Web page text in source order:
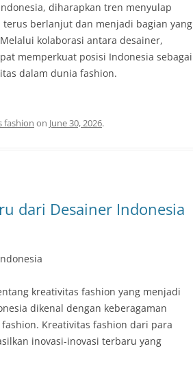
diharapkan tren menyulap
berlanjut dan menjadi bagian yang
kolaborasi antara desainer,
memperkuat posisi Indonesia sebagai
dalam dunia fashion.
fashion on June 30, 2026.
dari Desainer Indonesia
kreativitas fashion yang menjadi
dikenal dengan keberagaman
Kreativitas fashion dari para
inovasi-inovasi terbaru yang